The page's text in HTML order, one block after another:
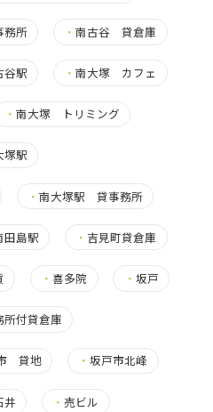
所 ・南古谷 貸倉庫
谷駅 ・南大塚 カフェ
・南大塚 トリミング
塚駅
・南大塚駅 貸事務所
田島駅 ・ 吉見町貸倉庫
・喜多院 ・ 坂戸
付貸倉庫
貸地 ・坂戸市北峰
井 ・ 売ビル